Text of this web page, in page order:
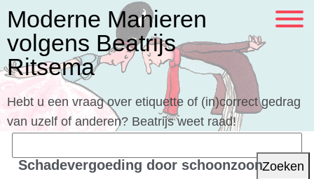
Moderne Manieren
volgens Beatrijs
Ritsema
Hebt u een vraag over etiquette of (in)correct gedrag
van uzelf of anderen? Beatrijs weet raad!
naar:Schadevergoeding door schoonzoon